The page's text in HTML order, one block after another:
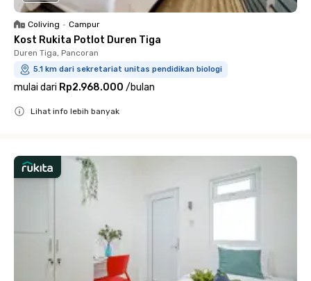
Coliving • Campur
Kost Rukita Potlot Duren Tiga
Duren Tiga, Pancoran
5.1 km dari sekretariat unitas pendidikan biologi
mulai dari Rp2.968.000 /bulan
Lihat info lebih banyak